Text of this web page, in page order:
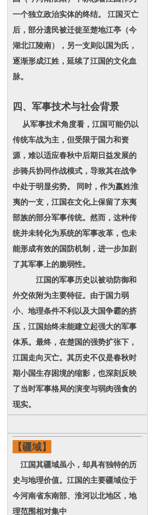
一个独立政治实体的终结。 江国灭亡
后，部分遗民被迁徙至楚地江亭（今
湖北江陵南），另一支则以国为氏，
逐渐形成江姓，延续了江国的文化血
脉。
四、军事技术与社会背景
从军事技术角度看，江国可能仍以
传统车战为主，但受限于国力和资
源，难以适应春秋中后期日益发展的
步骑兵协同作战模式，导致其在战争
中处于明显劣势。 同时，作为嬴姓淮
夷的一支，江国在文化上保留了东夷
部族的部分军事传统。然而，这种传
统并未转化为系统的军事改革，也未
能形成有效的国防机制，进一步加剧
了其军事上的脆弱性。
江国的军事历史以被动防御和
外交依附为主要特征。由于国力弱
小、地理条件不利以及大国争霸的挤
压，江国始终未能建立起强大的军事
体系。最终，在楚国的强势扩张下，
江国走向灭亡。其历史不仅是春秋时
期小国生存困境的缩影，也深刻反映
了当时军事格局的演变与弱肉强食的
现实。
【疆域】
江国其疆域虽小，却具有独特的历
史与地理价值。江国的主要疆域位于
今河南省东南部、淮河以北地区，地
理范围相对集中